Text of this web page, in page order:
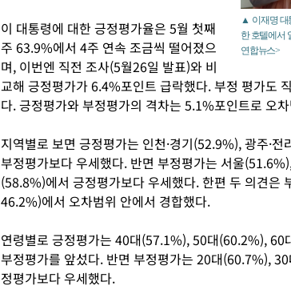
▲ 이재명 대
한 호텔에서
연합뉴스>
이 대통령에 대한 긍정평가율은 5월 첫째
주 63.9%에서 4주 연속 조금씩 떨어졌으
며, 이번엔 직전 조사(5월26일 발표)와 비
교해 긍정평가가 6.4%포인트 급락했다. 부정 평가도
다. 긍정평가와 부정평가의 격차는 5.1%포인트로 오
지역별로 보면 긍정평가는 인천·경기(52.9%), 광주·
부정평가보다 우세했다. 반면 부정평가는 서울
(58.8%)에서 긍정평가보다 우세했다. 한편 두 의견은
46.2%)에서 오차범위 안에서 경합했다.
연령별로 긍정평가는 40대(57.1%), 50대(60.2%),
부정평가를 앞섰다. 반면 부정평가는 20대(60.7%),
정평가보다 우세했다.